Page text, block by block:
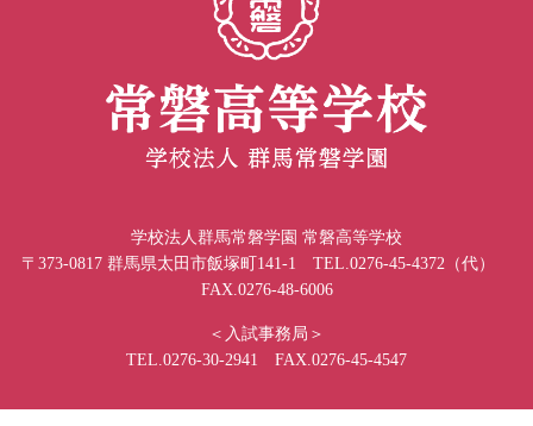
学校法人群馬常磐学園 常磐高等学校
〒373-0817 群馬県太田市飯塚町141-1 TEL.0276-45-4372（代）
FAX.0276-48-6006
＜入試事務局＞
TEL.0276-30-2941 FAX.0276-45-4547